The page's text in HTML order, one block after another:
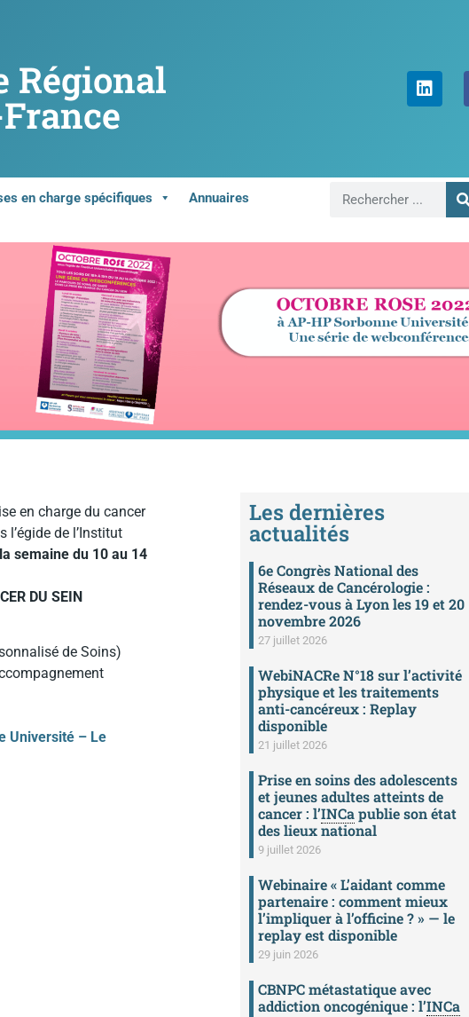
Régional
en charge spécifiques Annuaires
en charge du cancer
l’égide de l’Institut
la semaine du 10 au 14
DU SEIN
de Soins)
Université – Le
Les dernières
actualités
6e Congrès National des
Réseaux de Cancérologie :
rendez-vous à Lyon les 19 et 20
novembre 2026
27 juillet 2026
WebiNACRe N°18 sur l’activité
physique et les traitements
anti-cancéreux : Replay
disponible
21 juillet 2026
Prise en soins des adolescents
et jeunes adultes atteints de
cancer : l’INCapublie son état
des lieux national
9 juillet 2026
Webinaire « L’aidant comme
partenaire : comment mieux
l’impliquer à l’officine ? » — le
replay est disponible
29 juin 2026
CBNPC métastatique avec
addiction oncogénique : l’INCa